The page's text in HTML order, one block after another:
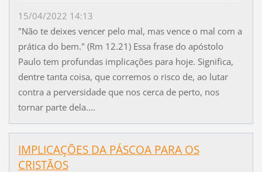
15/04/2022 14:13
"Não te deixes vencer pelo mal, mas vence o mal com a
prática do bem." (Rm 12.21) Essa frase do apóstolo
Paulo tem profundas implicações para hoje. Significa,
dentre tanta coisa, que corremos o risco de, ao lutar
contra a perversidade que nos cerca de perto, nos
tornar parte dela....
IMPLICAÇÕES DA PÁSCOA PARA OS
CRISTÃOS